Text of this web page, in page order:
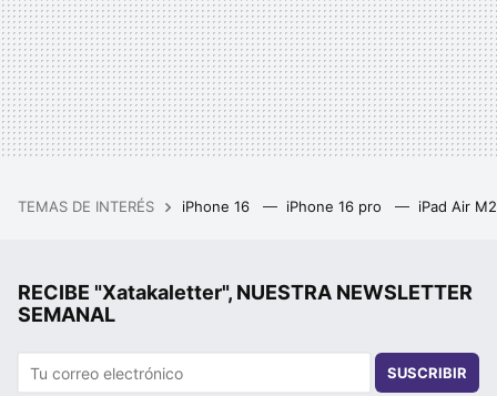
TEMAS DE INTERÉS iPhone 16 iPhone 16 pro iPad Air
RECIBE "Xatakaletter", NUESTRA NEWSLETTER
SEMANAL
SUSCRIBIR